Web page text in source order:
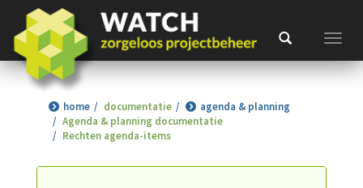
home documentatie
agenda & planning
Agenda & planning documentatie
Rechten agenda-items